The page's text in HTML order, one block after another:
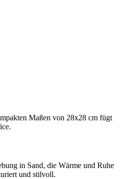
Maßen von 28x28 cm fügt
in Sand, die Wärme und Ruhe
und stilvoll.